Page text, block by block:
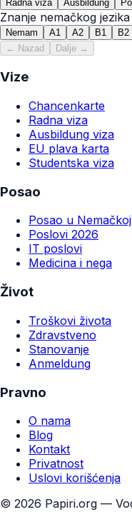
Radna viza Ausbildung
Znanje nemačkog jezika
Nemam A1 A2 B1
B2
← Nazad
Dalje →
Vize
Chancenkarte
Radna viza
Ausbildung viza
EU plava karta
Studentska viza
Posao
Posao u Nemačkoj
Poslovi 2026
IT poslovi
Medicina i nega
Život
Troškovi života
Zdravstveno
Stanovanje
Anmeldung
Pravno
O nama
Blog
Kontakt
Privatnost
Uslovi korišćenja
© 2026 Papiri.org —